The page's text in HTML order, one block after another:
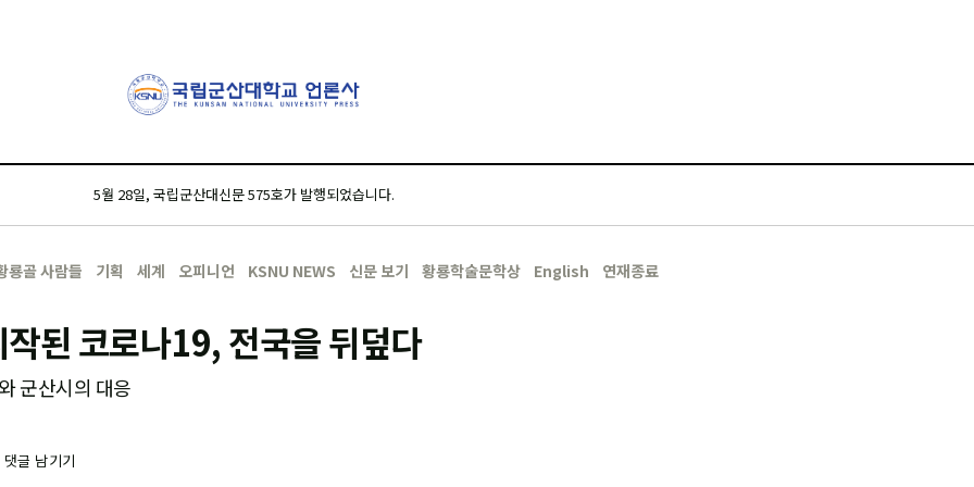
5월 28일, 국립군산대신문 575호가 발행되었습니다.
룡골 사람들 기획 세계 오피니언 KSNU NEWS 신문 보기 황룡학술문학상 English 연재종료
된 코로나19, 전국을 뒤덮다
군산시의 대응
댓글 남기기